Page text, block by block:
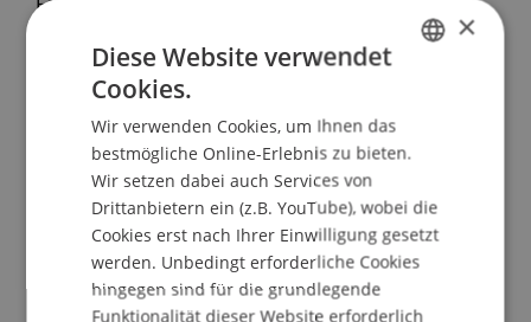
Forschungsschwerpunkte sowie Wissenswertes
rund um das Thema Studieren. Wir heissen alle
Interessierten herzlich willkommen.
PROGRAMM
10.00 UhrEröffnung
10.30 UhrOffizieller Programmteil
- Grussworte
- Begrüssungsworte, Rektor Dr. Christian
×
Diese Website verwendet
Cookies.
Wir verwenden Cookies, um Ihnen das
bestmögliche Online-Erlebnis zu bieten.
Wir setzen dabei auch Services von
Drittanbietern ein (z.B. YouTube), wobei die
Cookies erst nach Ihrer Einwilligung gesetzt
werden. Unbedingt erforderliche Cookies
hingegen sind für die grundlegende
Funktionalität dieser Website erforderlich